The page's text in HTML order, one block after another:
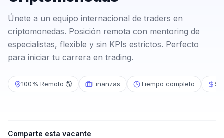
Únete a un equipo internacional de traders en
criptomonedas. Posición remota con mentoring de
especialistas, flexible y sin KPIs estrictos. Perfecto
para iniciar tu carrera en trading.
100% Remoto 🌎 Finanzas Tiempo completo
Comparte esta vacante